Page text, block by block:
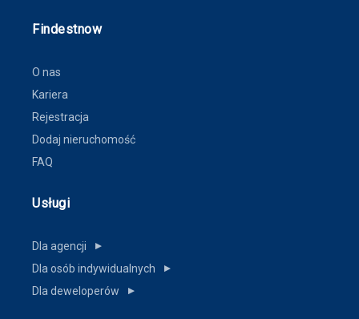
Findestnow
O nas
Kariera
Rejestracja
Dodaj nieruchomość
FAQ
Usługi
Dla agencji ▼
Dla osób indywidualnych ▼
Dla deweloperów ▼